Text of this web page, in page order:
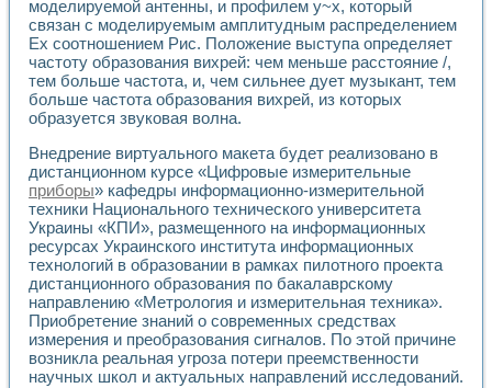
моделируемой антенны, и профилем у~х, который
связан с моделируемым амплитудным распределением
Ех соотношением Рис. Положение выступа определяет
частоту образования вихрей: чем меньше расстояние /,
тем больше частота, и, чем сильнее дует музыкант, тем
больше частота образования вихрей, из которых
образуется звуковая волна.
Внедрение виртуального макета будет реализовано в
дистанционном курсе «Цифровые измерительные
приборы» кафедры информационно-измерительной
техники Национального технического университета
Украины «КПИ», размещенного на информационных
ресурсах Украинского института информационных
технологий в образовании в рамках пилотного проекта
дистанционного образования по бакалаврскому
направлению «Метрология и измерительная техника».
Приобретение знаний о современных средствах
измерения и преобразования сигналов. По этой причине
возникла реальная угроза потери преемственности
научных школ и актуальных направлений исследований.